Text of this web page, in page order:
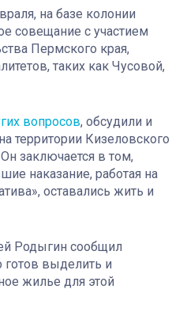
на базе колонии
совещание с участием
Пермского края,
таких как Чусовой,
вопросов, обсудили и
территории Кизеловского
заключается в том,
наказание, работая на
оставались жить и
Родыгин сообщил
готов выделить и
жилье для этой